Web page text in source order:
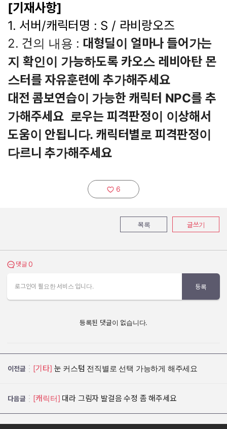
[기재사항]
1. 서버/캐릭터명 : S / 라비랑오즈
2. 건의 내용 : 대형딜이 얼마나 들어가는
지 확인이 가능하도록 카오스 레비아탄 몬
스터를 자유훈련에 추가해주세요
대전 콤보연습이 가능한 캐릭터 NPC를 추
가해주세요 로우는 피격판정이 이상해서
도움이 안됩니다. 캐릭터별로 피격판정이
다르니 추가해주세요
추천하기:
6
목록 글쓰기
댓글 보기
댓글 0
로그인이 필요한 서비스 입니다. 등록
등록된 댓글이 없습니다.
이전글 [기타] 눈 커스텀 전직별로 선택 가능하게 해주세요
다음글 [캐릭터] 대라 그림자 발걸음 수정 좀 해주세요